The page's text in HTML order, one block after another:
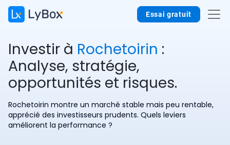
Essai gratuit
Investir à Rochetoirin :
Analyse, stratégie,
opportunités et risques.
Rochetoirin montre un marché stable mais peu rentable,
apprécié des investisseurs prudents. Quels leviers
améliorent la performance ?